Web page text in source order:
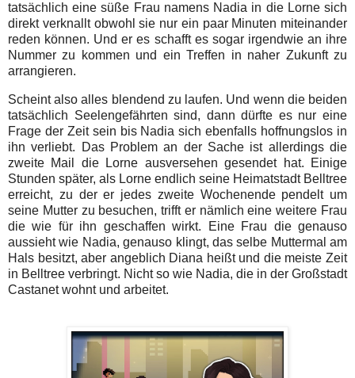
tatsächlich eine süße Frau namens Nadia in die Lorne sich
direkt verknallt obwohl sie nur ein paar Minuten miteinander
reden können. Und er es schafft es sogar irgendwie an ihre
Nummer zu kommen und ein Treffen in naher Zukunft zu
arrangieren.
Scheint also alles blendend zu laufen. Und wenn die beiden
tatsächlich Seelengefährten sind, dann dürfte es nur eine
Frage der Zeit sein bis Nadia sich ebenfalls hoffnungslos in
ihn verliebt. Das Problem an der Sache ist allerdings die
zweite Mail die Lorne ausversehen gesendet hat. Einige
Stunden später, als Lorne endlich seine Heimatstadt Belltree
erreicht, zu der er jedes zweite Wochenende pendelt um
seine Mutter zu besuchen, trifft er nämlich eine weitere Frau
die wie für ihn geschaffen wirkt. Eine Frau die genauso
aussieht wie Nadia, genauso klingt, das selbe Muttermal am
Hals besitzt, aber angeblich Diana heißt und die meiste Zeit
in Belltree verbringt. Nicht so wie Nadia, die in der Großstadt
Castanet wohnt und arbeitet.